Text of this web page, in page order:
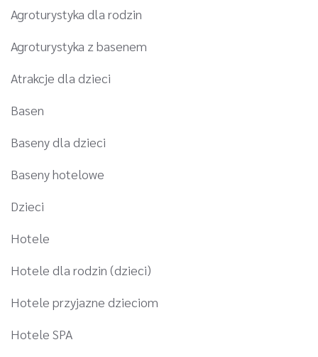
Agroturystyka dla rodzin
Agroturystyka z basenem
Atrakcje dla dzieci
Basen
Baseny dla dzieci
Baseny hotelowe
Dzieci
Hotele
Hotele dla rodzin (dzieci)
Hotele przyjazne dzieciom
Hotele SPA